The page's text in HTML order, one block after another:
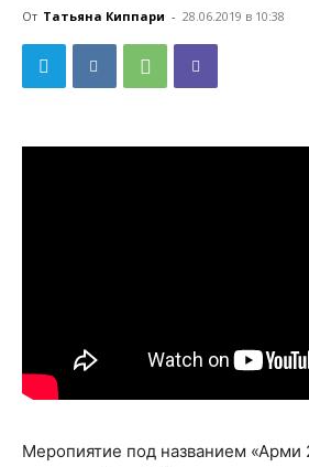
От Татьяна Киппари - 28.06.2019 в 10:38
Меропиятие под названием «Арми